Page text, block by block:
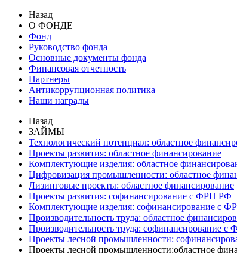
Назад
О ФОНДЕ
Фонд
Руководство фонда
Основные документы фонда
Финансовая отчетность
Партнеры
Антикоррупционная политика
Наши награды
Назад
ЗАЙМЫ
Технологический потенциал: областное
Проекты развития: областное финансирование
Комплектующие изделия: областное
Цифровизация промышленности: областное
Лизинговые проекты: областное финансирование
Проекты развития: софинансирование с ФРП РФ
Комплектующие изделия: софинансирование с
Производительность труда: областное
Производительность труда: софинансирование
Проекты лесной промышленности:
Проекты лесной промышленности:областное